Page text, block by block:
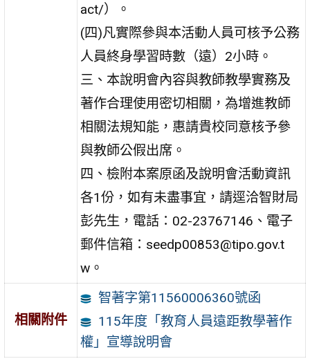
act/）。
(四)凡實際參與本活動人員可核予公務
人員終身學習時數（遠）2小時。
三、本說明會內容與教師教學實務及
著作合理使用密切相關，為增進教師
相關法規知能，惠請貴校同意核予參
與教師公假出席。
四、檢附本案原函及說明會活動資訊
各1份，如有未盡事宜，請逕洽智財局
彭先生，電話：02-23767146、電子
郵件信箱：seedp00853@tipo.gov.t
w。
相關附件
智著字第11560006360號函
115年度「教育人員遠距教學著作
權」宣導說明會